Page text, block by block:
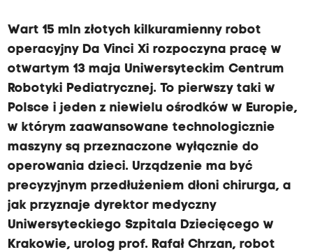
Wart 15 mln złotych kilkuramienny robot
operacyjny Da Vinci Xi rozpoczyna pracę w
otwartym 13 maja Uniwersyteckim Centrum
Robotyki Pediatrycznej. To pierwszy taki w
Polsce i jeden z niewielu ośrodków w Europie,
w którym zaawansowane technologicznie
maszyny są przeznaczone wyłącznie do
operowania dzieci. Urządzenie ma być
precyzyjnym przedłużeniem dłoni chirurga, a
jak przyznaje dyrektor medyczny
Uniwersyteckiego Szpitala Dziecięcego w
Krakowie, urolog prof. Rafał Chrzan, robot